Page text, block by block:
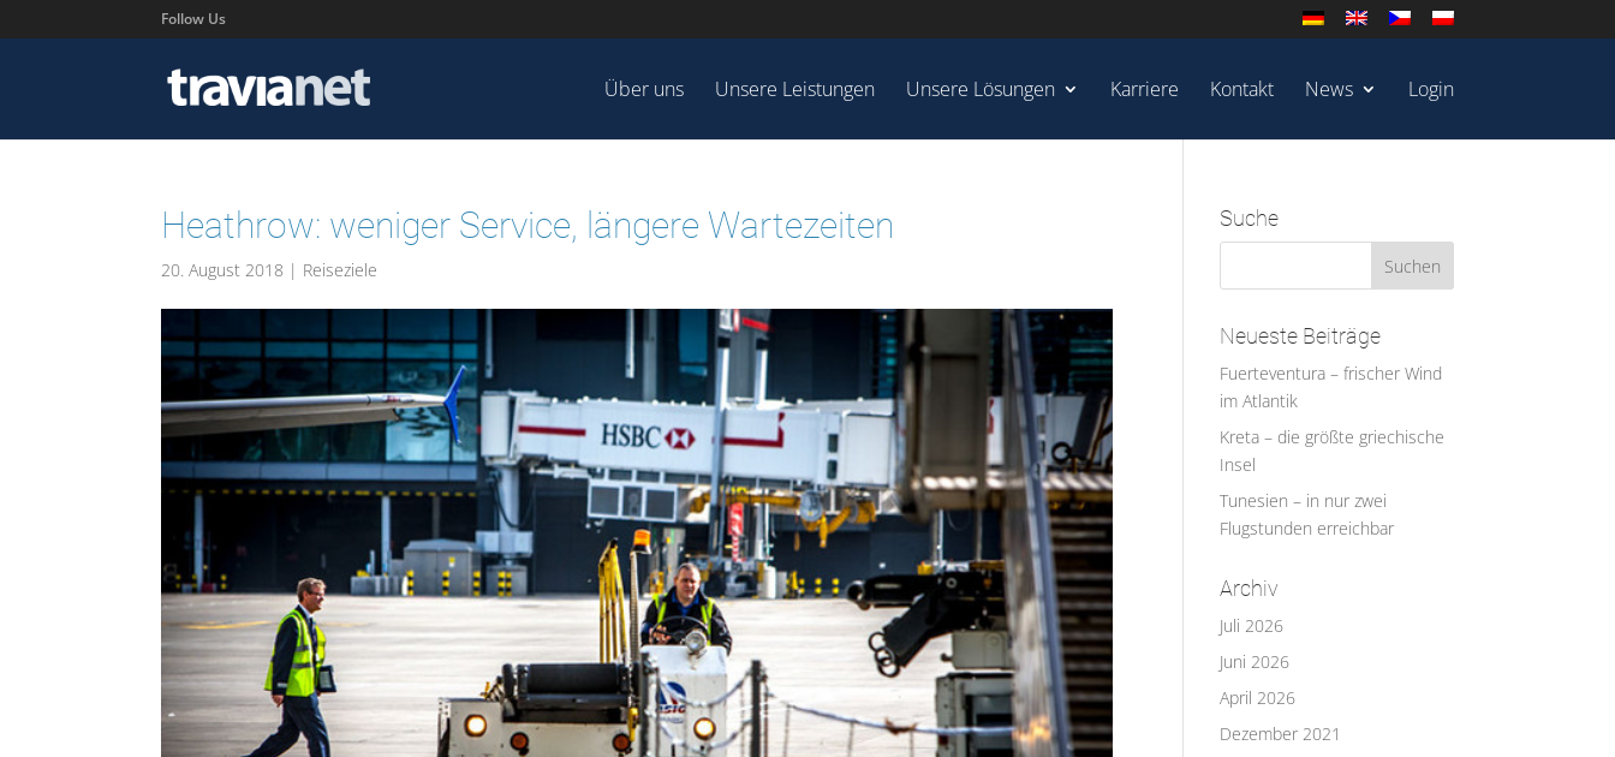
Follow Us
Über uns Unsere Leistungen Unsere Lösungen Karriere Kontakt News Login
Heathrow: weniger Service, längere Wartezeiten
20. August 2018 | Reiseziele
Suche
Neueste Beiträge
Fuerteventura – frischer Wind
im Atlantik
Kreta – die größte griechische
Insel
Tunesien – in nur zwei
Flugstunden erreichbar
Archiv
Juli 2026
Juni 2026
April 2026
Dezember 2021